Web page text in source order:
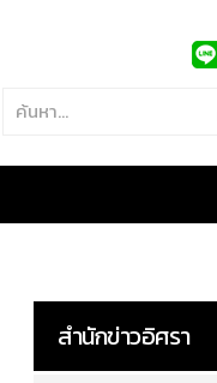
สำนักข่าวอิศรา